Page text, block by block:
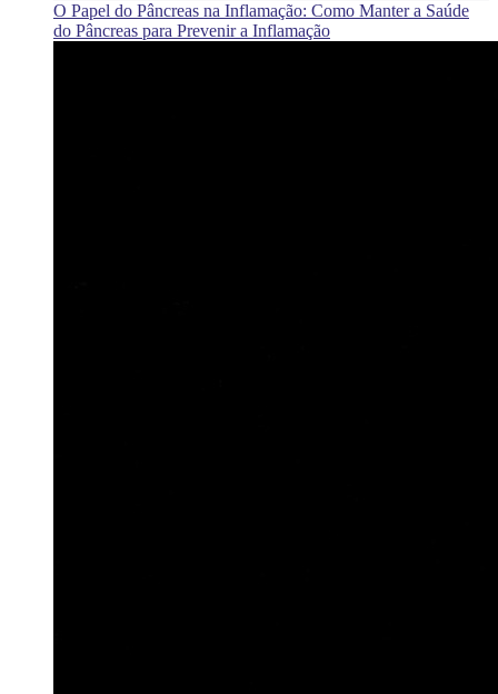
O Papel do Pâncreas na Inflamação: Como Manter a Saúde
do Pâncreas para Prevenir a Inflamação